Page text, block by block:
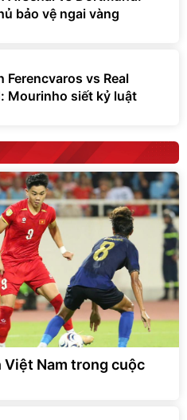
bảo vệ ngai vàng
Ferencvaros vs Real
Mourinho siết kỷ luật
Việt Nam trong cuộc